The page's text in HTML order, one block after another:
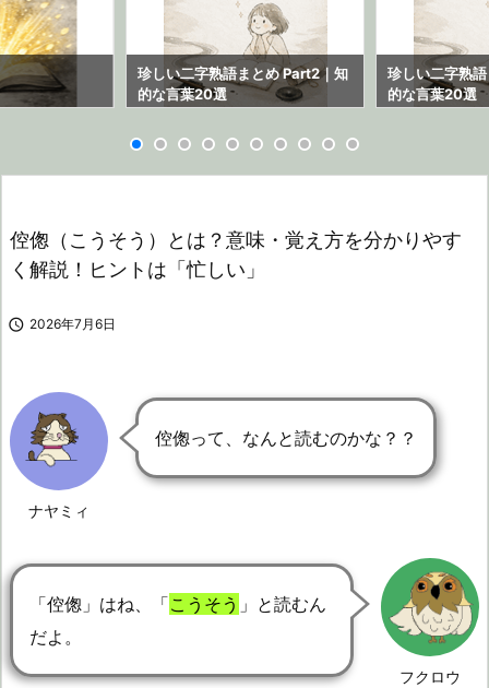
珍しい二字熟語まとめ Part2｜知
的な言葉20選
珍しい二字熟
的な言葉20選
倥偬（こうそう）とは？意味・覚え方を分かりやす
く解説！ヒントは「忙しい」
 2026年7月6日
ナヤミィ
倥偬って、なんと読むのかな？？
フクロウ
「倥偬」はね、「こうそう 」と読むん
だよ。